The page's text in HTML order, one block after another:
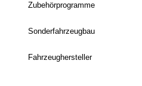
Zubehörprogramme
Sonderfahrzeugbau
Fahrzeughersteller